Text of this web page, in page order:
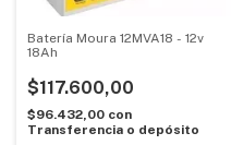
Batería Moura 12MVA18 - 12v
18Ah
$117.600,00
$96.432,00 con
Transferencia o depósito